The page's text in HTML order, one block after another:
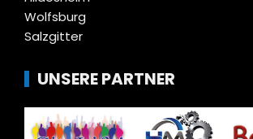
Wolfsburg
Salzgitter
UNSERE PARTNER